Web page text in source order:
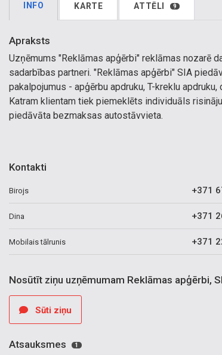
INFO KARTE ATTĒLI 9
Apraksts
Uzņēmums "Reklāmas apģērbi" reklāmas nozarē
sadarbības partneri. "Reklāmas apģērbi" SIA
pakalpojumus - apģērbu apdruku, T-kreklu
Katram klientam tiek piemeklēts individuāls
piedāvāta bezmaksas autostāvvieta.
Kontakti
Birojs +371
Dina +371
Mobilais tālrunis +371
Nosūtīt ziņu uzņēmumam Reklāmas apģērbi,
Sūti ziņu
Atsauksmes 1